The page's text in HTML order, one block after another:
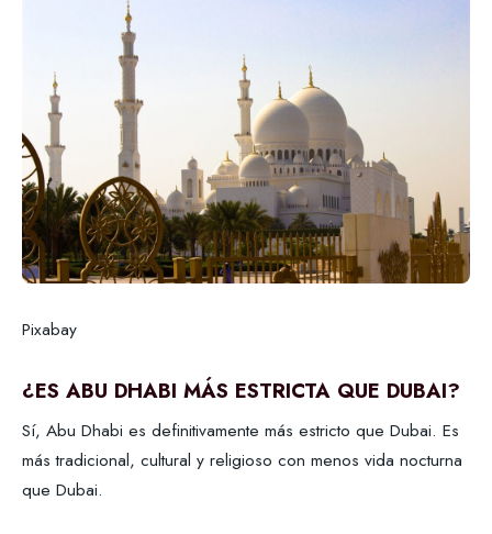
Pixabay
¿ES ABU DHABI MÁS ESTRICTA QUE DUBAI?
Sí, Abu Dhabi es definitivamente más estricto que Dubai. Es
más tradicional, cultural y religioso con menos vida nocturna
que Dubai.